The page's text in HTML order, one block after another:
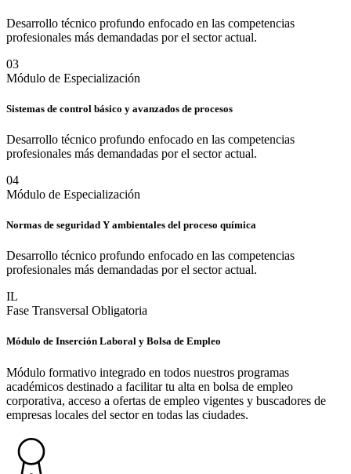
Desarrollo técnico profundo enfocado en las competencias
profesionales más demandadas por el sector actual.
03
Módulo de Especialización
Sistemas de control básico y avanzados de procesos
Desarrollo técnico profundo enfocado en las competencias
profesionales más demandadas por el sector actual.
04
Módulo de Especialización
Normas de seguridad Y ambientales del proceso química
Desarrollo técnico profundo enfocado en las competencias
profesionales más demandadas por el sector actual.
IL
Fase Transversal Obligatoria
Módulo de Inserción Laboral y Bolsa de Empleo
Módulo formativo integrado en todos nuestros programas
académicos destinado a facilitar tu alta en bolsa de empleo
corporativa, acceso a ofertas de empleo vigentes y buscadores de
empresas locales del sector en todas las ciudades.